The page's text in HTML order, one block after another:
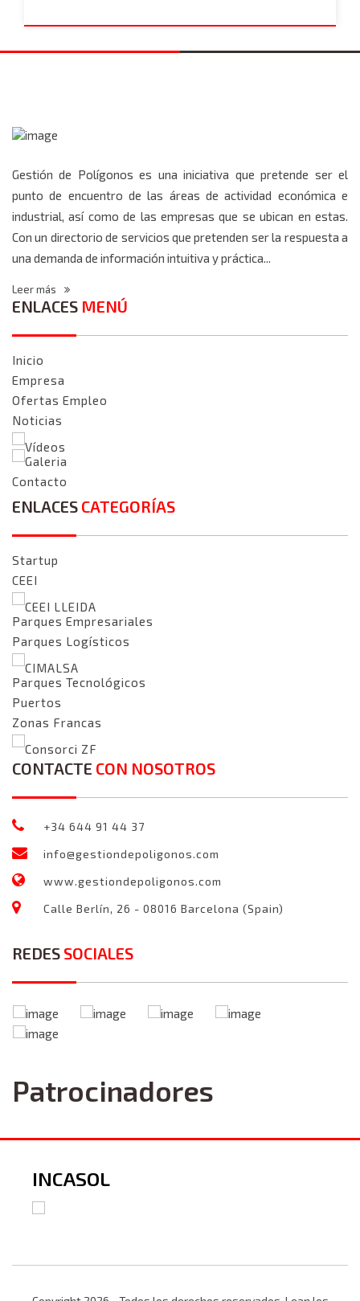
Gestión de Polígonos es una iniciativa que pretende ser el
punto de encuentro de las áreas de actividad económica e
industrial, así como de las empresas que se ubican en estas.
Con un directorio de servicios que pretenden ser la respuesta a
una demanda de información intuitiva y práctica...
Leer más
ENLACES MENÚ
Inicio
Empresa
Ofertas Empleo
Noticias
Vídeos
Galeria
Contacto
ENLACES CATEGORÍAS
Startup
CEEI
CEEI LLEIDA
Parques Empresariales
Parques Logísticos
CIMALSA
Parques Tecnológicos
Puertos
Zonas Francas
Consorci ZF
CONTACTE CON NOSOTROS
+34 644 91 44 37
info@gestiondepoligonos.com
www.gestiondepoligonos.com
Calle Berlín, 26 - 08016 Barcelona (Spain)
REDES SOCIALES
Patrocinadores
INCASOL